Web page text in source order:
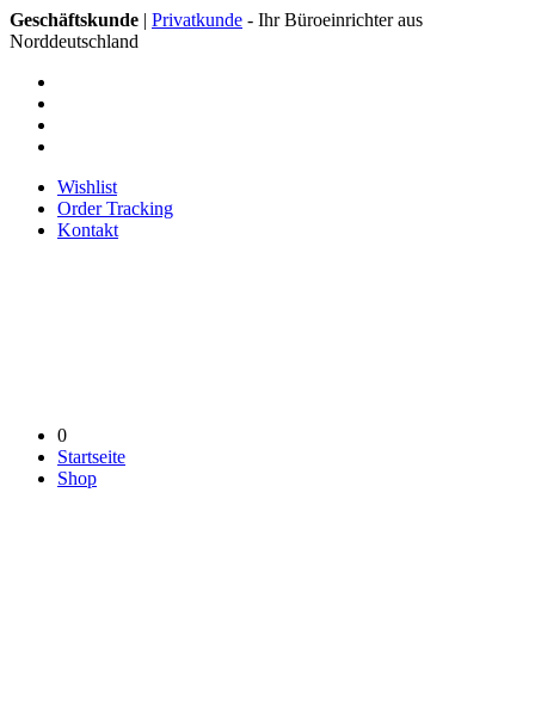
Geschäftskunde | Privatkunde - Ihr Büroeinrichter aus
Norddeutschland
Wishlist
Order Tracking
Kontakt
0
Startseite
Shop